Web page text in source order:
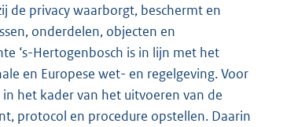
de privacy waarborgt, beschermt en
onderdelen, objecten en
‘s-Hertogenbosch is in lijn met het
en Europese wet- en regelgeving. Voor
het kader van het uitvoeren van de
protocol en procedure opstellen. Daarin